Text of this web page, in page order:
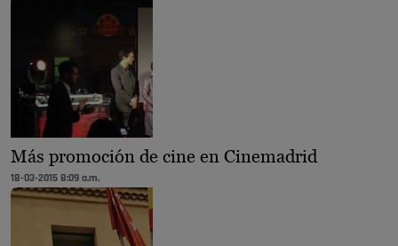
Más promoción de cine en Cinemadrid
18-03-2015 8:09 a.m.